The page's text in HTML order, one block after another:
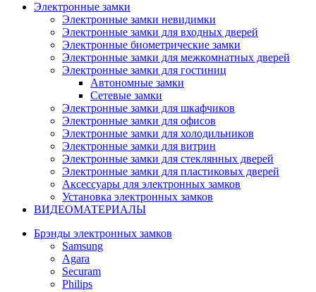
Электронные замки
Электронные замки невидимки
Электронные замки для входных дверей
Электронные биометрические замки
Электронные замки для межкомнатных дверей
Электронные замки для гостиниц
Автономные замки
Сетевые замки
Электронные замки для шкафчиков
Электронные замки для офисов
Электронные замки для холодильников
Электронные замки для витрин
Электронные замки для стеклянных дверей
Электронные замки для пластиковых дверей
Аксессуары для электронных замков
Установка электронных замков
ВИДЕОМАТЕРИАЛЫ
Брэнды электронных замков
Samsung
Agara
Securam
Philips